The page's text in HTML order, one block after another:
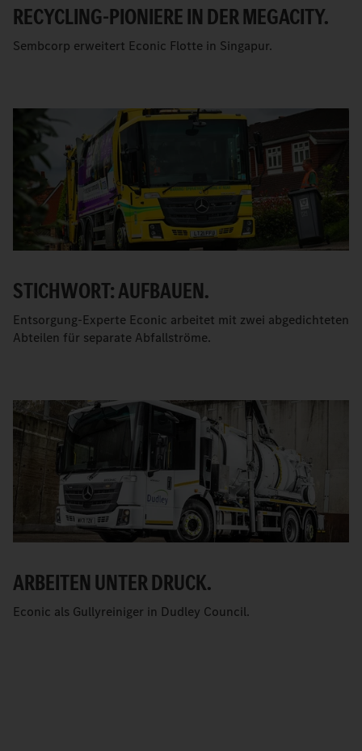
RECYCLING-PIONIERE IN DER MEGACITY.
Sembcorp erweitert Econic Flotte in Singapur.
STICHWORT: AUFBAUEN.
Entsorgung-Experte Econic arbeitet mit zwei abgedichteten
Abteilen für separate Abfallströme.
ARBEITEN UNTER DRUCK.
Econic als Gullyreiniger in Dudley Council.